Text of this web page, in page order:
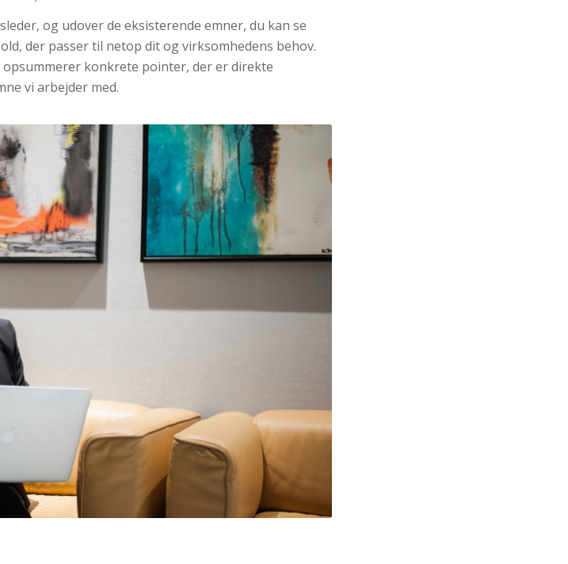
og udover de eksisterende emner, du kan se
der passer til netop dit og virksomhedens behov.
konkrete pointer, der er direkte
vi arbejder med.